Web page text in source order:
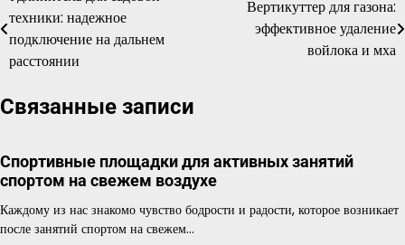
по
записям
техники: надежное
подключение на дальнем
расстоянии
Вертикуттер для газона:
эффективное удаление
войлока и мха
Связанные записи
Спортивные площадки для активных занятий
спортом на свежем воздухе
Каждому из нас знакомо чувство бодрости и радости, которое возникает
после занятий спортом на свежем…